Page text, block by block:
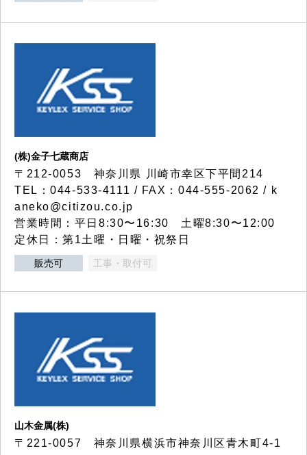
(株)金子七蔵商店
〒212-0053 神奈川県 川崎市幸区下平間214
TEL：044-533-4111 / FAX：044-555-2062 / k
aneko@citizou.co.jp
営業時間：平日8:30〜16:30 土曜8:30〜12:00
定休日：第1土曜・日曜・祝祭日
販売可 工事・取付可
山木金属(株)
〒221-0057 神奈川県横浜市神奈川区青木町4-1